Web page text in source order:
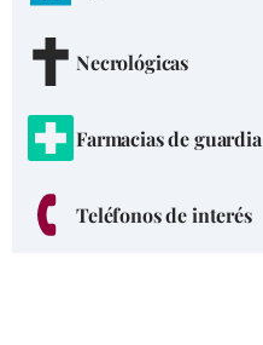
Necrológicas
Farmacias de guardia
Teléfonos de interés